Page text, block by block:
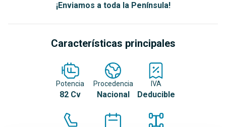
¡Enviamos a toda la Península!
Características principales
Potencia
82 Cv
Procedencia
Nacional
IVA
Deducible